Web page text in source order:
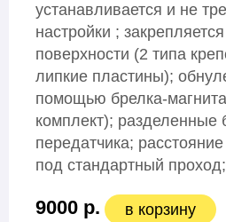
устанавливается и не
настройки ;
поверхности (2 типа
липкие пластины);
помощью брелка-
комплект); разделенные
передатчика;
под стандартный
9000 р. в корзину